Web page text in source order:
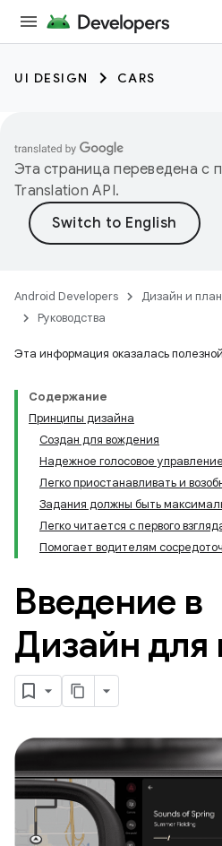
UI DESIGN CARS
Эта страница переведена с
Translation API.
Android Developers Дизайн и план
Руководства
Эта информация оказалась
Содержание
Принципы дизайна
Создан для вождения
Надежное голосовое управление
Легко приостанавливать и
Задания должны быть
Легко читается с первого
Помогает водителям
Введение в
Дизайн для